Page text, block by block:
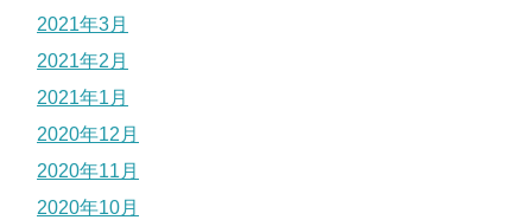
2021年3月
2021年2月
2021年1月
2020年12月
2020年11月
2020年10月